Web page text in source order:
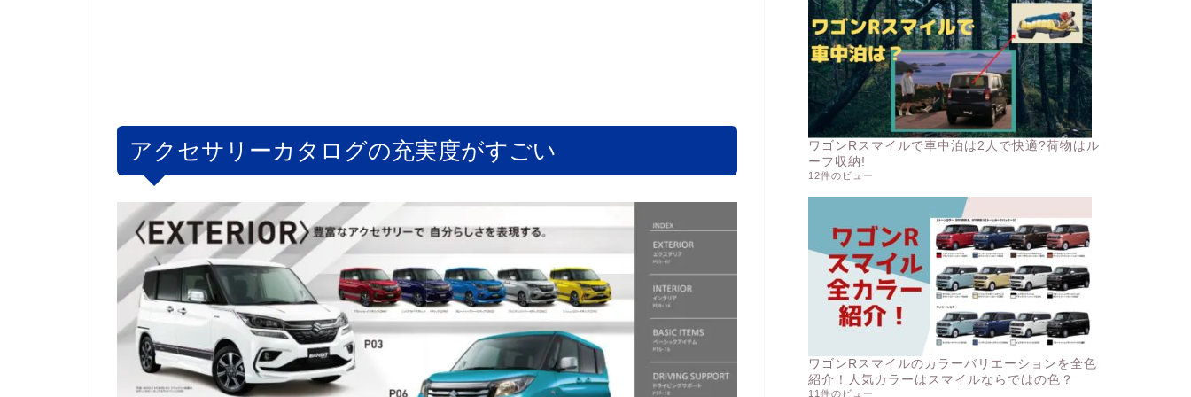
アクセサリーカタログの充実度がすごい
ワゴンRスマイルで車中泊は2人で快適?荷物はル
ーフ収納!
12件のビュー
ワゴンRスマイルのカラーバリエーションを全色
紹介！人気カラーはスマイルならではの色？
11件のビュー